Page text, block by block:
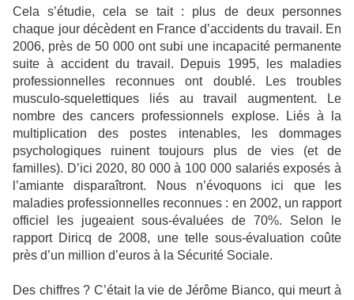
Cela s’étudie, cela se tait : plus de deux personnes
chaque jour décèdent en France d’accidents du travail. En
2006, près de 50 000 ont subi une incapacité permanente
suite à accident du travail. Depuis 1995, les maladies
professionnelles reconnues ont doublé. Les troubles
musculo-squelettiques liés au travail augmentent. Le
nombre des cancers professionnels explose. Liés à la
multiplication des postes intenables, les dommages
psychologiques ruinent toujours plus de vies (et de
familles). D’ici 2020, 80 000 à 100 000 salariés exposés à
l’amiante disparaîtront. Nous n’évoquons ici que les
maladies professionnelles reconnues : en 2002, un rapport
officiel les jugeaient sous-évaluées de 70%. Selon le
rapport Diricq de 2008, une telle sous-évaluation coûte
près d’un million d’euros à la Sécurité Sociale.
Des chiffres ? C’était la vie de Jérôme Bianco, qui meurt à